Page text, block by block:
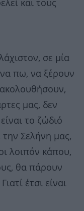
και τους
σε μία
πω, να ξέρουν
μας, δεν
το ζώδιό
Σελήνη μας,
λοιπόν κάπου,
θα πάρουν
έτσι είναι